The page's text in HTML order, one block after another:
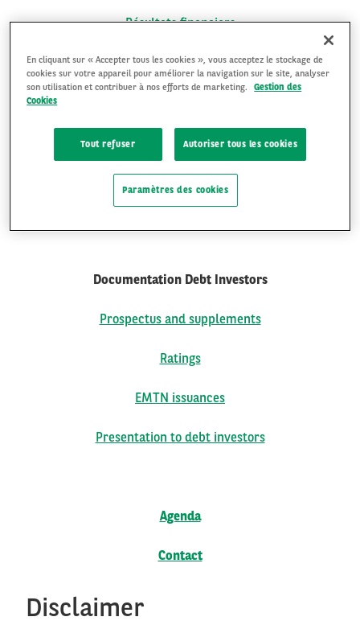
Résultats financiers
Rapports CSRD
Blackout Periods
Respect des exigences de parité au sein du Conseil
Documentation Debt Investors
Prospectus and supplements
Ratings
EMTN issuances
Presentation to debt investors
Agenda
Contact
Disclaimer
En cliquant sur « Accepter tous les cookies », vous acceptez le stockage de
cookies sur votre appareil pour améliorer la navigation sur le site, analyser
son utilisation et contribuer à nos efforts de marketing.
Gestion des
Cookies
Tout refuser Autoriser tous les cookies
Paramètres des cookies